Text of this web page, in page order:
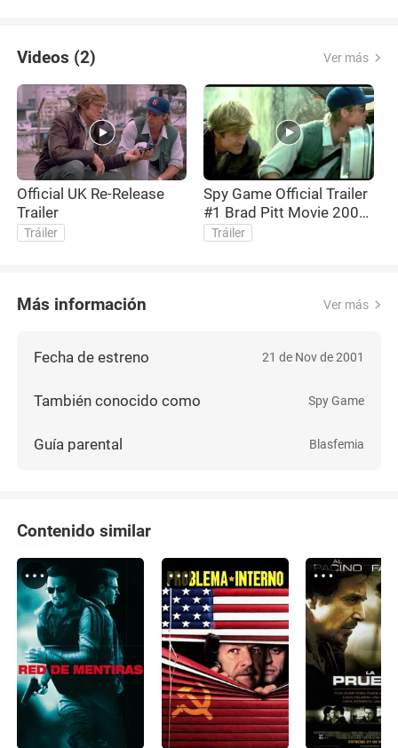
Videos (2) Ver más
Official UK Re-Release
Trailer
Tráiler
Spy Game Official Trailer
#1 Brad Pitt Movie 2001)
HD
Tráiler
Más información Ver más
Fecha de estreno 21 de Nov de 2001
También conocido como Spy Game
Guía parental Blasfemia
Contenido similar